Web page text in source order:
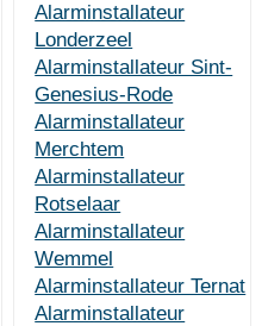
Alarminstallateur
Londerzeel
Alarminstallateur Sint-
Genesius-Rode
Alarminstallateur
Merchtem
Alarminstallateur
Rotselaar
Alarminstallateur
Wemmel
Alarminstallateur Ternat
Alarminstallateur